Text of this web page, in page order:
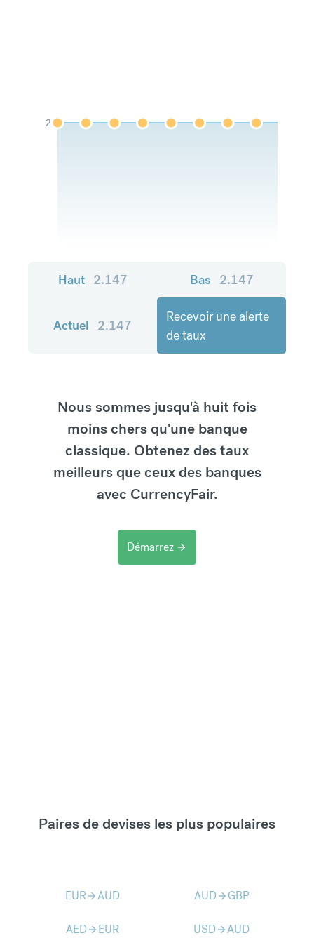
2
Haut 2.147 Bas 2.147
Actuel 2.147
Recevoir une alerte
de taux
Nous sommes jusqu'à huit fois
moins chers qu'une banque
classique. Obtenez des taux
meilleurs que ceux des banques
avec CurrencyFair.
Démarrez arrow_forward
Paires de devises les plus populaires
EURarrow_forwardAUD AUDarrow_forward GBP
AEDarrow_forward EUR USDarrow_forwardAUD